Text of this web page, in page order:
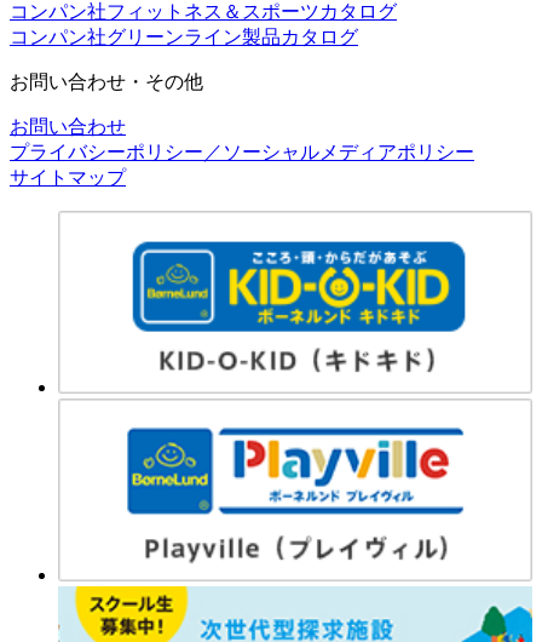
コンパン社フィットネス＆スポーツカタログ
コンパン社グリーンライン製品カタログ
お問い合わせ・その他
お問い合わせ
プライバシーポリシー／ソーシャルメディアポリシー
サイトマップ